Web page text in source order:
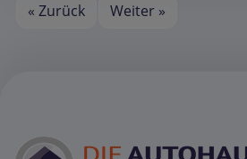
« Zurück Weiter »